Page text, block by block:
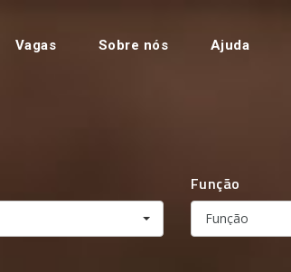
Vagas Sobre nós Ajuda
Função
Função